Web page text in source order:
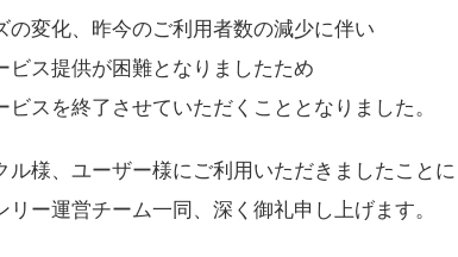
の変化、昨今のご利用者数の減少に伴い
ビス提供が困難となりましたため
スを終了させていただくこととなりました。
ル様、ユーザー様にご利用いただきましたことに
リー運営チーム一同、深く御礼申し上げます。